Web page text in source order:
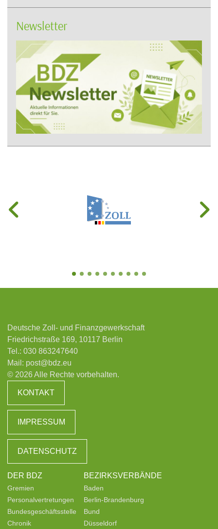
Newsletter
Deutsche Zoll- und Finanzgewerkschaft
Friedrichstraße 169, 10117 Berlin
Tel.: 030 863247640
Mail: post@bdz.eu
© 2026 Alle Rechte vorbehalten.
KONTAKT
IMPRESSUM
DATENSCHUTZ
DER BDZ
Gremien
Personalvertretungen
Bundesgeschäftsstelle
Chronik
BEZIRKSVERBÄNDE
Baden
Berlin-Brandenburg
Bund
Düsseldorf